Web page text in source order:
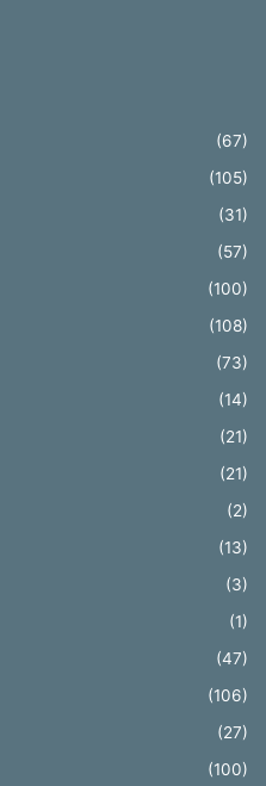
(67)
(105)
(31)
(57)
(100)
(108)
(73)
(14)
(21)
(21)
(2)
(13)
(3)
(1)
(47)
(106)
(27)
(100)